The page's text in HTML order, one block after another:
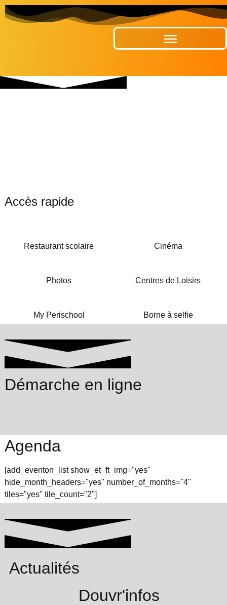
Accès rapide
Restaurant scolaire Cinéma
Photos Centres de Loisirs
My Perischool Borne à selfie
Démarche en ligne
Agenda
[add_eventon_list show_et_ft_img="yes"
hide_month_headers="yes" number_of_months="4"
tiles="yes" tile_count="2"]
Actualités
Douvr'infos